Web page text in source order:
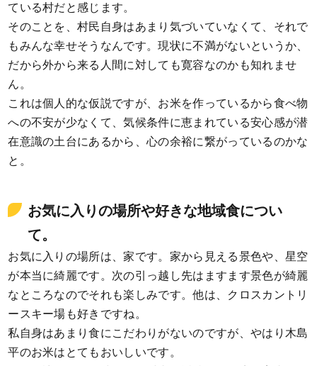
ている村だと感じます。
そのことを、村民自身はあまり気づいていなくて、それで
もみんな幸せそうなんです。現状に不満がないというか、
だから外から来る人間に対しても寛容なのかも知れませ
ん。
これは個人的な仮説ですが、お米を作っているから食べ物
への不安が少なくて、気候条件に恵まれている安心感が潜
在意識の土台にあるから、心の余裕に繋がっているのかな
と。
お気に入りの場所や好きな地域食につい
て。
お気に入りの場所は、家です。家から見える景色や、星空
が本当に綺麗です。次の引っ越し先はますます景色が綺麗
なところなのでそれも楽しみです。他は、クロスカントリ
ースキー場も好きですね。
私自身はあまり食にこだわりがないのですが、やはり木島
平のお米はとてもおいしいです。